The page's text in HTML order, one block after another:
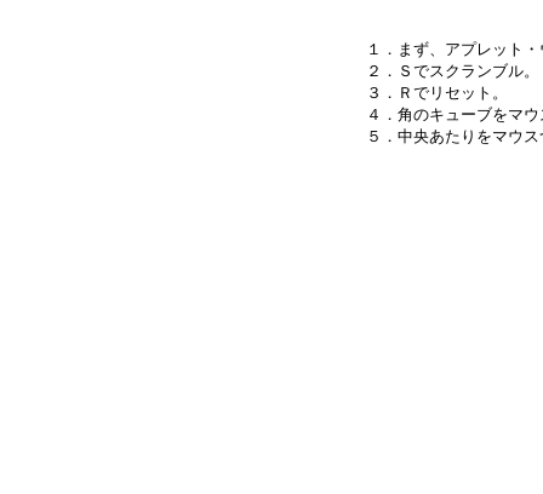
１．まず、アプレット
２．Ｓでスクランブル。
３．Ｒでリセット。
４．角のキューブをマ